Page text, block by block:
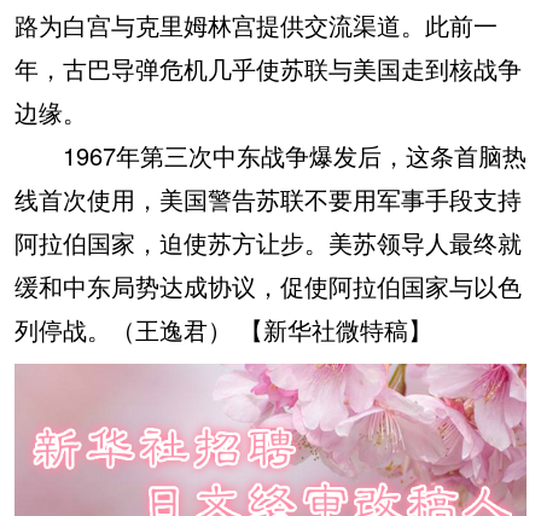
路为白宫与克里姆林宫提供交流渠道。此前一
年，古巴导弹危机几乎使苏联与美国走到核战争
边缘。
1967年第三次中东战争爆发后，这条首脑热
线首次使用，美国警告苏联不要用军事手段支持
阿拉伯国家，迫使苏方让步。美苏领导人最终就
缓和中东局势达成协议，促使阿拉伯国家与以色
列停战。（王逸君） 【新华社微特稿】